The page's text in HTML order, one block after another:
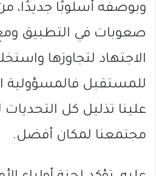
وبوصفه أسلوبًا جديدًا،
صعوبات في التطبيق
الاجتهاد لتجاوزها
للمستقبل فالمسؤولية
علينا تذليل كل
مجتمعنا لمكان أفضل.